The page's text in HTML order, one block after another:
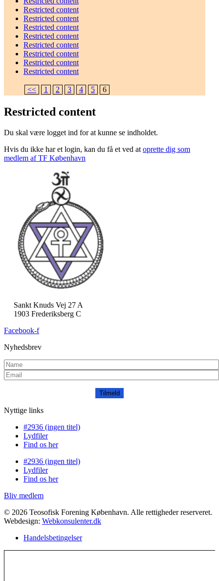
Restricted content
Restricted content
Restricted content
Restricted content
Restricted content
Restricted content
Restricted content
Restricted content
<< 1 2 3 4 5 6
Restricted content
Du skal være logget ind for at kunne se indholdet.
Hvis du ikke har et login, kan du få et ved at oprette dig som
medlem af TF København
Sankt Knuds Vej 27 A
1903 Frederiksberg C
Facebook-f
Nyhedsbrev
Tilmeld
Nyttige links
#2936 (ingen titel)
Lydfiler
Find os her
#2936 (ingen titel)
Lydfiler
Find os her
Bliv medlem
© 2026 Teosofisk Forening København. Alle rettigheder reserveret.
Webdesign: Webkonsulenter.dk
Handelsbetingelser